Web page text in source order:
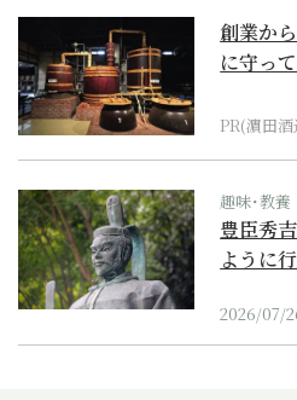
創業か
に守っ
PR(濵田
趣味･教養
豊臣秀
ように
2026/07/